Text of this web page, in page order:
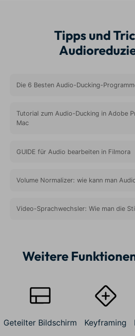
Tipps und
Die 6 Besten Audio-Ducking-
Tutorial zum Audio-Ducking in Adobe
Mac
GUIDE für Audio bearbeiten in Filmora
Volume Normalizer: wie kann man
Video-Sprachwechsler: Wie man die
Weitere
Geteilter Bildschirm Keyframing